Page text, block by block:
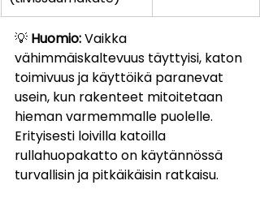
💡 Huomio: Vaikka
vähimmäiskaltevuus täyttyisi, katon
toimivuus ja käyttöikä paranevat
usein, kun rakenteet mitoitetaan
hieman varmemmalle puolelle.
Erityisesti loivilla katoilla
rullahuopakatto on käytännössä
turvallisin ja pitkäikäisin ratkaisu.